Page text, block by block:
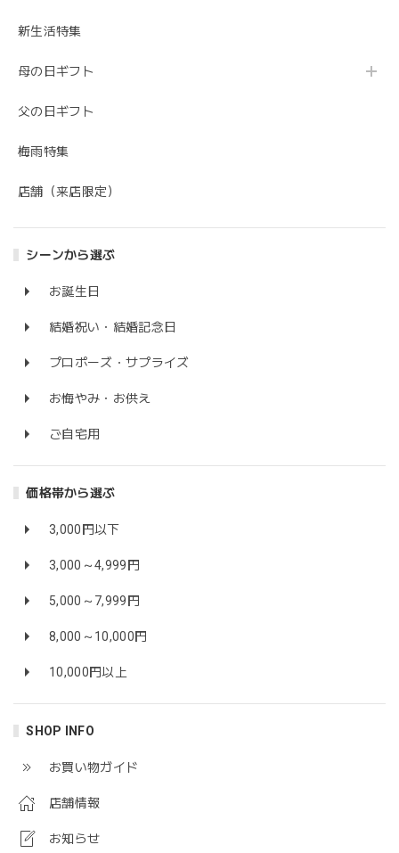
新生活特集
母の日ギフト
父の日ギフト
梅雨特集
店舗（来店限定）
シーンから選ぶ
お誕生日
結婚祝い・結婚記念日
プロポーズ・サプライズ
お悔やみ・お供え
ご自宅用
価格帯から選ぶ
3,000円以下
3,000～4,999円
5,000～7,999円
8,000～10,000円
10,000円以上
SHOP INFO
お買い物ガイド
店舗情報
お知らせ